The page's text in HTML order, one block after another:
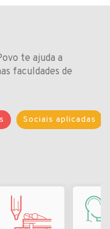
te ajuda a
faculdades de
Sociais aplicadas